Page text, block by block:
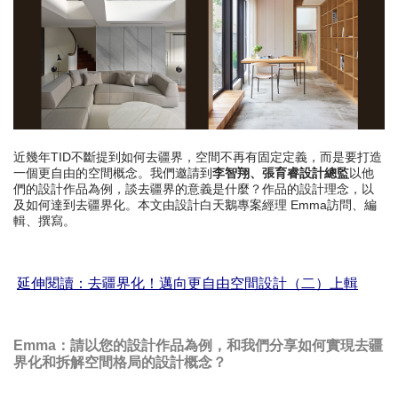
近幾年TID不斷提到如何去疆界，空間不再有固定定義，而是要打造
一個更自由的空間概念。我們邀請到李智翔、張育睿設計總監以他
們的設計作品為例，談去疆界的意義是什麼？作品的設計理念，以
及如何達到去疆界化。本文由設計白天鵝專案經理 Emma訪問、編
輯、撰寫。
延伸閱讀：去疆界化！邁向更自由空間設計（二）上輯
Emma：請以您的設計作品為例，和我們分享如何實現去疆
界化和拆解空間格局的設計概念？